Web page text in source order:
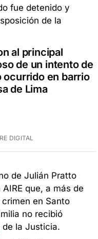
al principal
de un intento de
ocurrido en barrio
de Lima
DIGITAL